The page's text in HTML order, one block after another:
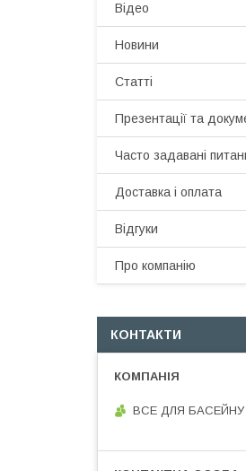
Відео
Новини
Статті
Презентації та
Часто задавані
Доставка і оплата
Відгуки
Про компанію
КОНТАКТИ
ВСЕ ДЛЯ БАСЕЙНУ